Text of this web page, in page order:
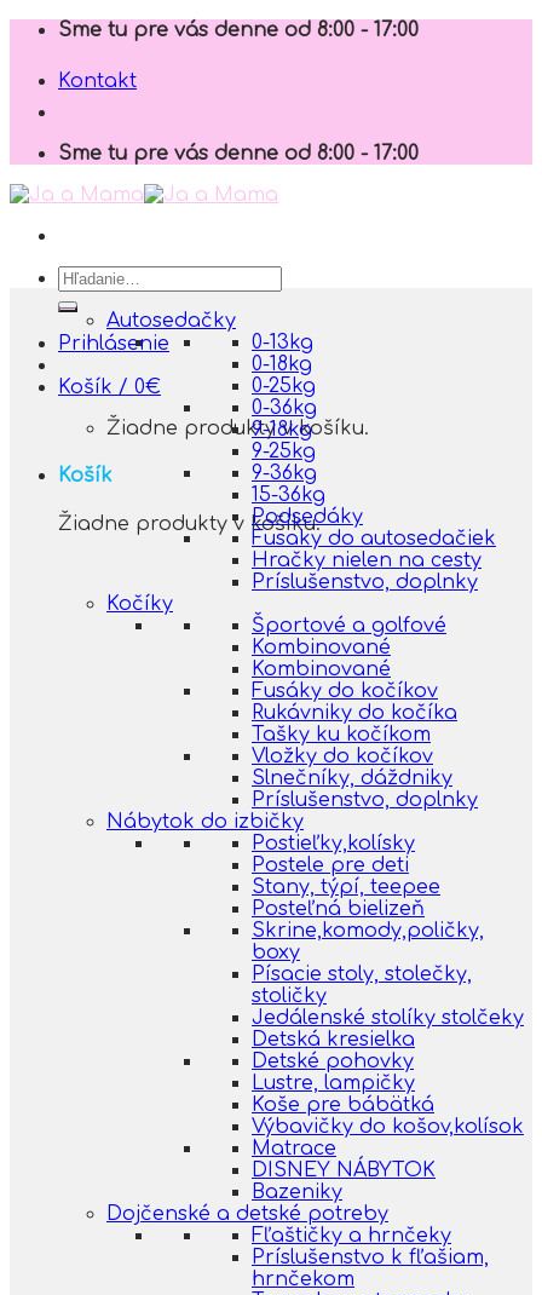
Skip
content
Sme tu pre vás denne od 8:00 - 17:00
Kontakt
Sme tu pre vás denne od 8:00 - 17:00
Hľadať:
Prihlásenie
Košík / 0€
Žiadne produkty v košíku.
Košík
Žiadne produkty v košíku.
Autosedačky
0-13kg
0-18kg
0-25kg
0-36kg
9-18kg
9-25kg
9-36kg
15-36kg
Podsedáky
Fusaky do autosedačiek
Hračky nielen na cesty
Príslušenstvo, doplnky
Kočíky
Športové a golfové
Kombinované
Kombinované
Fusáky do kočíkov
Rukávniky do kočíka
Tašky ku kočíkom
Vložky do kočíkov
Slnečníky, dáždniky
Príslušenstvo, doplnky
Nábytok do izbičky
Postieľky,kolísky
Postele pre deti
Stany, týpí, teepee
Posteľná bielizeň
Skrine,komody,poličky,
boxy
Písacie stoly, stolečky,
stoličky
Jedálenské stolíky stolčeky
Detská kresielka
Detské pohovky
Lustre, lampičky
Koše pre bábätká
Výbavičky do košov,kolísok
Matrace
DISNEY NÁBYTOK
Bazeniky
Dojčenské a detské potreby
Fľaštičky a hrnčeky
Príslušenstvo k fľašiam,
hrnčekom